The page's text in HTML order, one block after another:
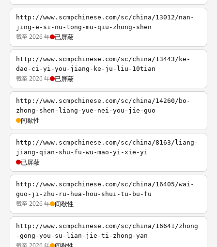
http://www.scmpchinese.com/sc/china/13012/nan-
jing-e-si-nu-tong-mu-qiu-zhong-shen
截至 2026 年 已屏蔽
http://www.scmpchinese.com/sc/china/13443/ke-
dao-ci-yi-you-jiang-ke-ju-liu-10tian
截至 2026 年 已屏蔽
http://www.scmpchinese.com/sc/china/14260/bo-
zhong-shen-liang-yue-nei-you-jie-guo
间歇性
http://www.scmpchinese.com/sc/china/8163/liang-
jiang-qian-shu-fu-wu-mao-yi-xie-yi
已屏蔽
http://www.scmpchinese.com/sc/china/16405/wai-
guo-ji-zhu-ru-hua-hou-shui-tu-bu-fu
截至 2026 年 间歇性
http://www.scmpchinese.com/sc/china/16641/zhong
-gong-you-su-lian-jie-ti-zhong-yan
截至 2026 年